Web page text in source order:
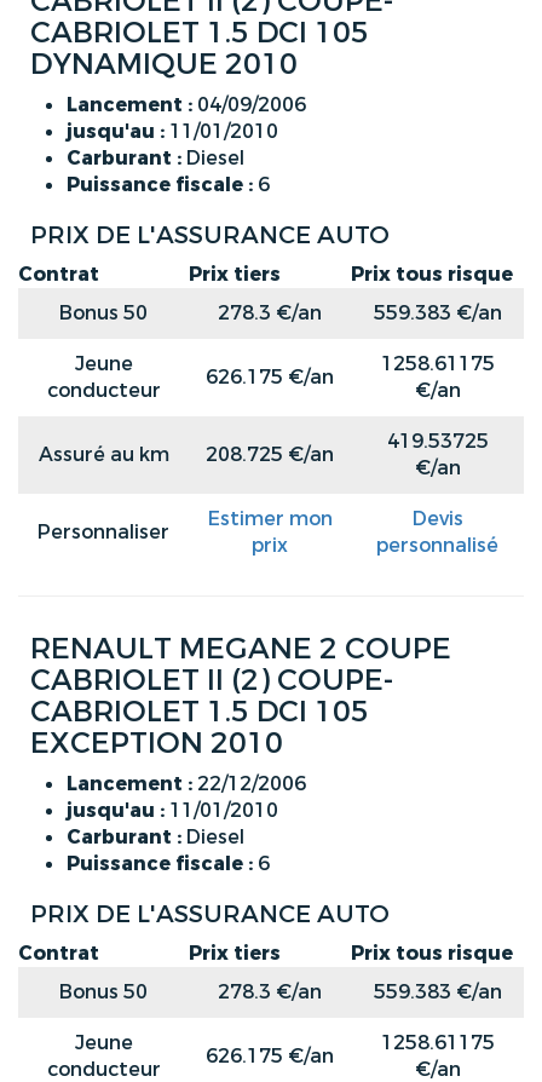
CABRIOLET 1.5 DCI 105
DYNAMIQUE 2010
Lancement : 04/09/2006
jusqu'au : 11/01/2010
Carburant : Diesel
Puissance fiscale : 6
PRIX DE L'ASSURANCE AUTO
Contrat Prix tiers
Prix tous risque
Bonus 50
278.3 €/an
559.383 €/an
Jeune
conducteur
626.175 €/an
1258.61175
€/an
Assuré au km 208.725 €/an
419.53725
€/an
Personnaliser
Estimer mon
prix
Devis
personnalisé
RENAULT MEGANE 2 COUPE
CABRIOLET II (2) COUPE-
CABRIOLET 1.5 DCI 105
EXCEPTION 2010
Lancement : 22/12/2006
jusqu'au : 11/01/2010
Carburant : Diesel
Puissance fiscale : 6
PRIX DE L'ASSURANCE AUTO
Contrat Prix tiers
Prix tous risque
Bonus 50
278.3 €/an
559.383 €/an
Jeune
conducteur
626.175 €/an
1258.61175
€/an